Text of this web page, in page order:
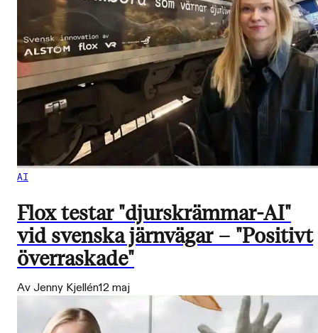
AI
Flox testar "djurskrämmar-AI"
vid svenska järnvägar – "Positivt
överraskade"
Av Jenny Kjellén12 maj